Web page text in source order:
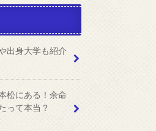
出身大学も紹介
松にある！余命
って本当？